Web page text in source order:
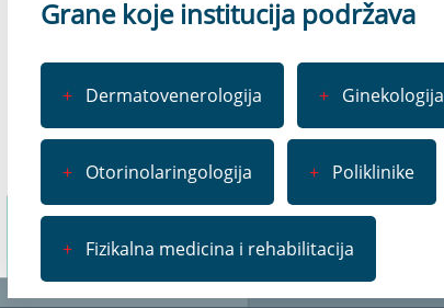
Grane koje institucija podržava
+ Dermatovenerologija + Ginekologija
+ Otorinolaringologija + Poliklinike
+ Fizikalna medicina i rehabilitacija